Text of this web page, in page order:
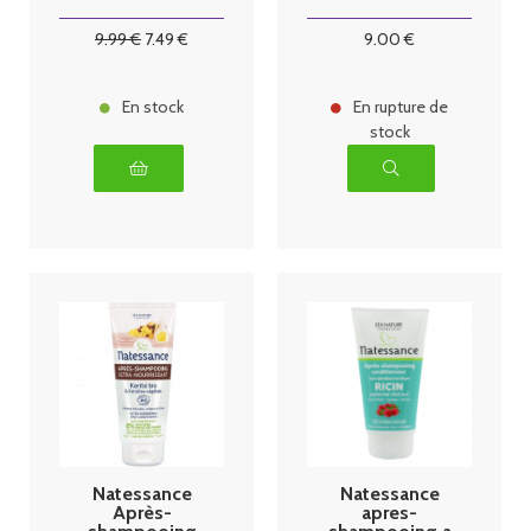
9.99€ 7.49 €
En stock
ml
9.00 €
En rupture de
stock
Natessance
Après-
Natessance
apres-